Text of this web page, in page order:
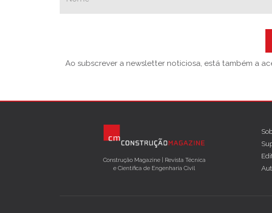
Ao subscrever a newsletter noticiosa, está também a
Construção Magazine | Revista Técnica
e Científica de Engenharia Civil